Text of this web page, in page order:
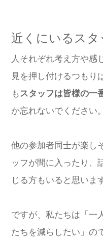
近くにいるスタ
人それぞれ考え方や感
見を押し付けるつもり
も スタッフは皆様の一
か忘れないでください。
他の参加者同士が楽し
ッフが間に入ったり、
じる方もいると思いま
ですが、私たちは「一
たちを減らしたい」の